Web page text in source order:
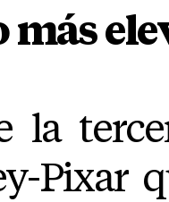
más
la
Pixar